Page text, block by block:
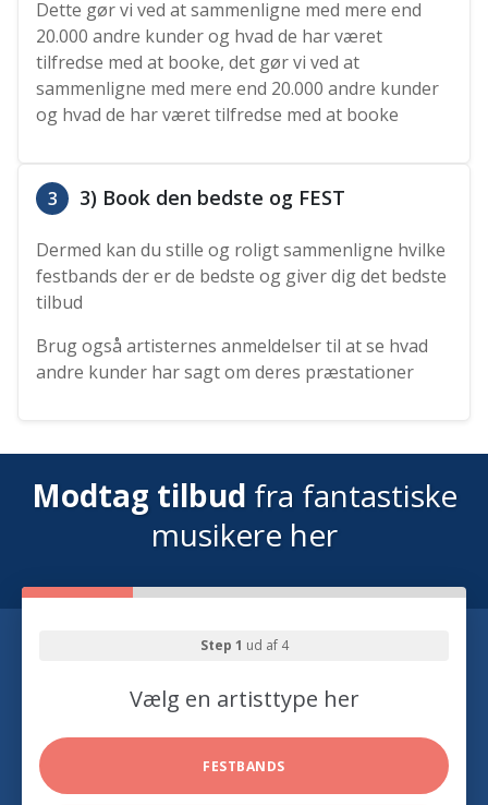
Dette gør vi ved at sammenligne med mere end
20.000 andre kunder og hvad de har været
tilfredse med at booke, det gør vi ved at
sammenligne med mere end 20.000 andre kunder
og hvad de har været tilfredse med at booke
3 3) Book den bedste og FEST
Dermed kan du stille og roligt sammenligne hvilke
festbands der er de bedste og giver dig det bedste
tilbud
Brug også artisternes anmeldelser til at se hvad
andre kunder har sagt om deres præstationer
Modtag tilbud fra fantastiske
musikere her
Step 1 ud af 4
Vælg en artisttype her
FESTBANDS